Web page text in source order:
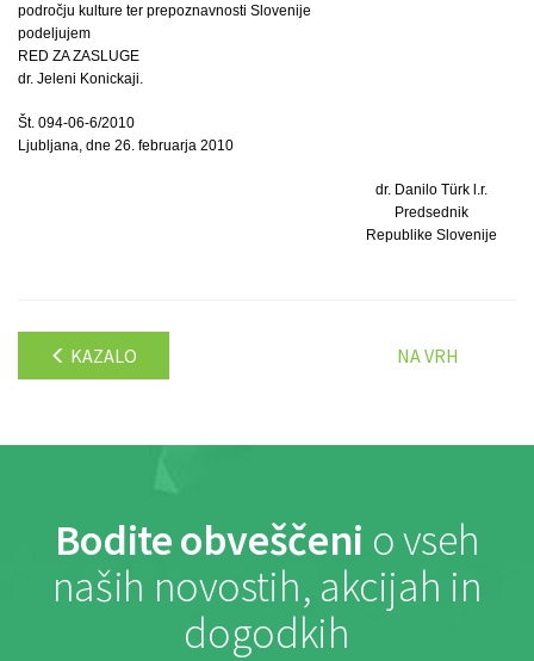
področju kulture ter prepoznavnosti Slovenije
podeljujem
RED ZA ZASLUGE
dr. Jeleni Konickaji.
Št. 094-06-6/2010
Ljubljana, dne 26. februarja 2010
dr. Danilo Türk l.r.
Predsednik
Republike Slovenije
KAZALO NA VRH
Bodite obveščeni o vseh
naših novostih, akcijah in
dogodkih